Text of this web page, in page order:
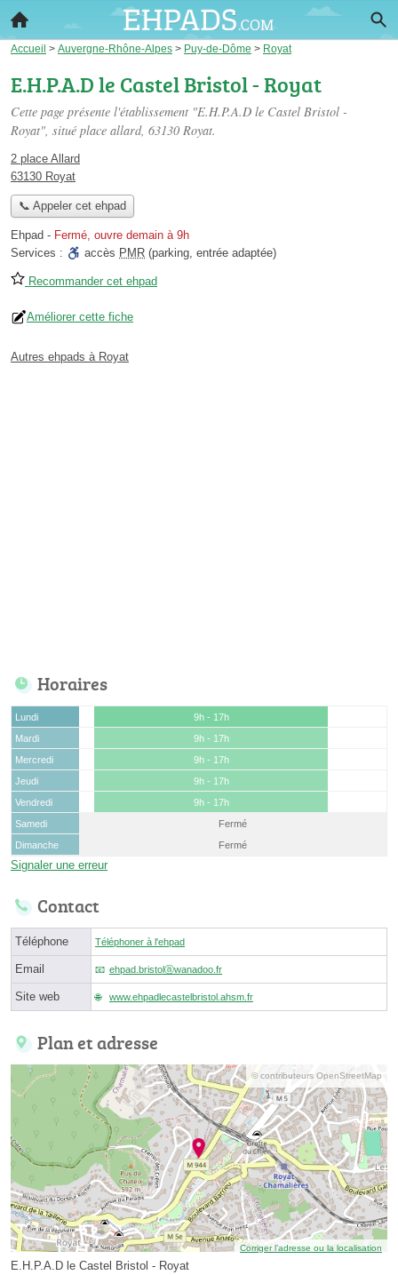
Accueil > Auvergne-Rhône-Alpes > Puy-de-Dôme > Royat
E.H.P.A.D le Castel Bristol - Royat
Cette page présente l'établissement "E.H.P.A.D le Castel Bristol -
Royat", situé place allard, 63130 Royat.
2 place Allard
63130 Royat
📞 Appeler cet ehpad
Ehpad - Fermé, ouvre demain à 9h
Services :
accès PMR (parking, entrée adaptée)
Recommander cet ehpad
Améliorer cette fiche
Autres ehpads à Royat
Horaires
Lundi
9h - 17h
Mardi
9h - 17h
Mercredi
9h - 17h
Jeudi
9h - 17h
Vendredi
9h - 17h
Samedi
Fermé
Dimanche
Fermé
Signaler une erreur
Contact
Téléphone Téléphoner à l'ehpad
Email ehpad.bristolⓐwanadoo.fr
Site web www.ehpadlecastelbristol.ahsm.fr
Plan et adresse
© contributeurs OpenStreetMap
Corriger l’adresse ou la localisation
E.H.P.A.D le Castel Bristol - Royat